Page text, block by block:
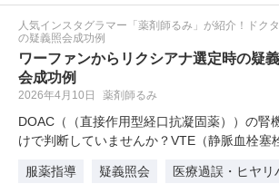
人気インスタグラマー「薬剤師るみ」が紹介！ドク
の疑義照会成功例
ワーファンからリクシアナ選定時の疑
会成功例
2026年4月10日 薬剤師るみ
DOAC（（直接作用型経口抗凝固薬））の腎
けで判断していませんか？VTE（静脈血栓塞
服薬指導 疑義照会 医療過誤・ヒヤリ